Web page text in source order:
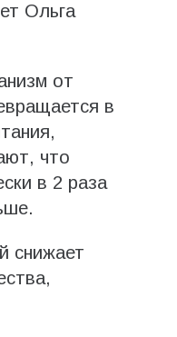
Ольга
от
в
что
в 2 раза
снижает